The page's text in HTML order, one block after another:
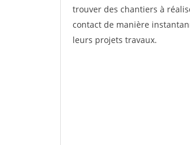
trouver des chantiers à
contact de manière
leurs projets travaux.